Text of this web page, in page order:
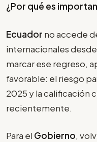
¿Por qué es
Ecuador no accede
internacionales
marcar ese regreso,
favorable: el riesgo
2025 y la calificación
recientemente.
Para el Gobierno,